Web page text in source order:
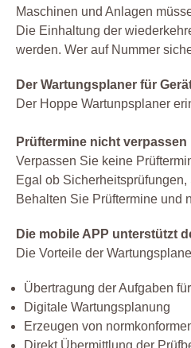
Maschinen und Anlagen
Die Einhaltung der
werden. Wer auf Nummer
Der Wartungsplaner für
Der Hoppe Wartunpsplaner
Prüftermine nicht verpassen
Verpassen Sie keine
Egal ob
Behalten Sie Prüftermine und
Die mobile APP unterstützt
Die Vorteile der
Übertragung der Aufgaben
Digitale Wartungsplanung
Erzeugen von
Direkt Übermittlung der